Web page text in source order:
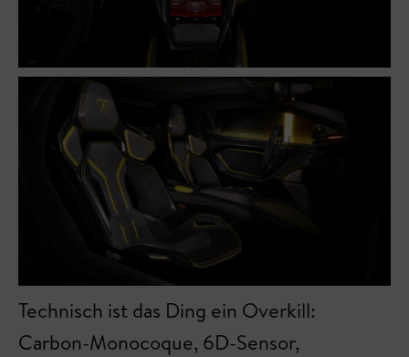
Technisch ist das Ding ein Overkill:
Carbon-Monocoque, 6D-Sensor,